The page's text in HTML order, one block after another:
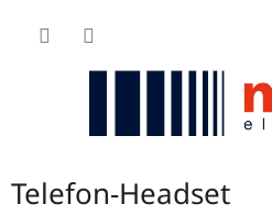
Inhalt
Telefon-Headset